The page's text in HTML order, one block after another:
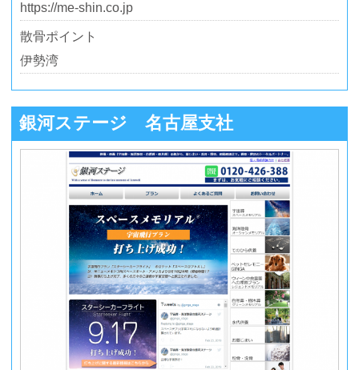
https://me-shin.co.jp
散骨ポイント
伊勢湾
銀河ステージ 名古屋支社